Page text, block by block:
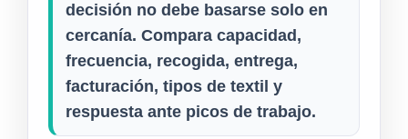
decisión no debe basarse solo en
cercanía. Compara capacidad,
frecuencia, recogida, entrega,
facturación, tipos de textil y
respuesta ante picos de trabajo.